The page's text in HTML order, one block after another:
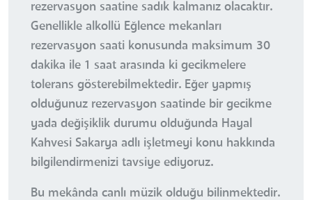
rezervasyon saatine sadık kalmanız olacaktır.
Genellikle alkollü Eğlence mekanları
rezervasyon saati konusunda maksimum 30
dakika ile 1 saat arasında ki gecikmelere
tolerans gösterebilmektedir. Eğer yapmış
olduğunuz rezervasyon saatinde bir gecikme
yada değişiklik durumu olduğunda Hayal
Kahvesi Sakarya adlı işletmeyi konu hakkında
bilgilendirmenizi tavsiye ediyoruz.
Bu mekânda canlı müzik olduğu bilinmektedir.